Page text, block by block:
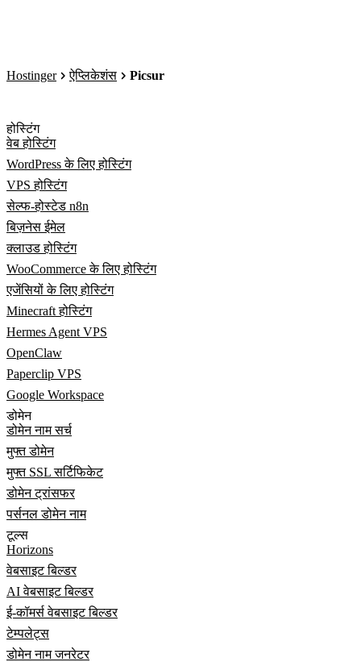
Hostinger ऐप्लिकेशंस Picsur
होस्टिंग
वेब होस्टिंग
WordPress के लिए होस्टिंग
VPS होस्टिंग
सेल्फ-होस्टेड n8n
बिज़नेस ईमेल
क्लाउड होस्टिंग
WooCommerce के लिए होस्टिंग
एजेंसियों के लिए होस्टिंग
Minecraft होस्टिंग
Hermes Agent VPS
OpenClaw
Paperclip VPS
Google Workspace
डोमेन
डोमेन नाम सर्च
मुफ्त डोमेन
मुफ्त SSL सर्टिफिकेट
डोमेन ट्रांसफर
पर्सनल डोमेन नाम
टूल्स
Horizons
वेबसाइट बिल्डर
AI वेबसाइट बिल्डर
ई-कॉमर्स वेबसाइट बिल्डर
टेम्पलेट्स
डोमेन नाम जनरेटर